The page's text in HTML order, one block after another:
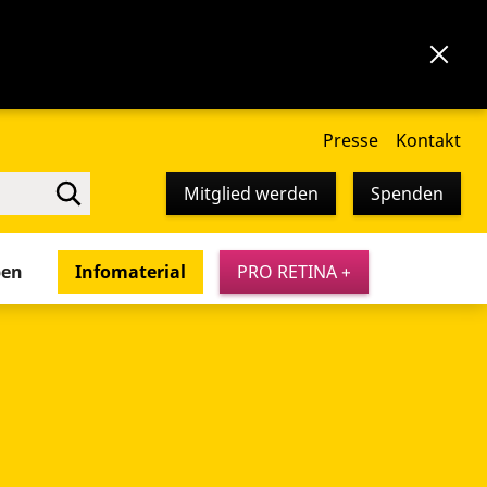
Presse Kontakt
Mitglied werden Spenden
Infomaterial PRO RETINA +